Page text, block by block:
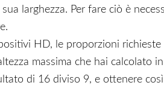
larghezza. Per fare ciò è
HD, le proporzioni
massima che hai calcolato
di 16 diviso 9, e ottenere